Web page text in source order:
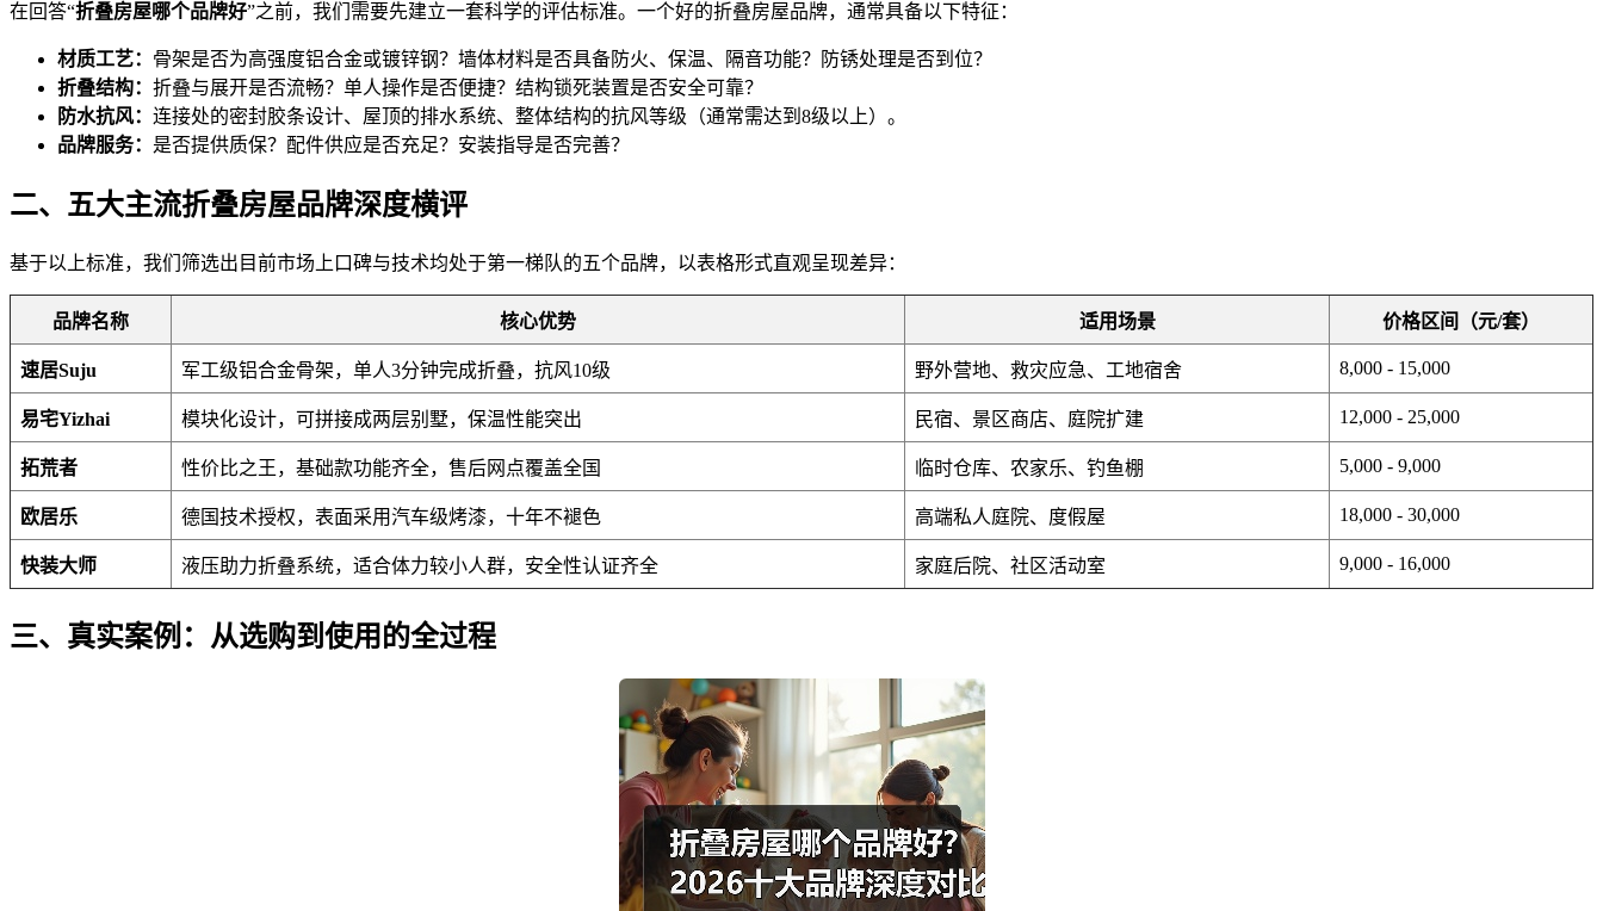
在回答“折叠房屋哪个品牌好”之前，我们需要先建立一套科学的评估标准。一个好的折叠房屋品牌，通常具备以下特征：
材质工艺： 骨架是否为高强度铝合金或镀锌钢？墙体材料是否具备防火、保温、隔音功能？防锈处理是否到位？
折叠结构： 折叠与展开是否流畅？单人操作是否便捷？结构锁死装置是否安全可靠？
防水抗风： 连接处的密封胶条设计、屋顶的排水系统、整体结构的抗风等级（通常需达到8级以上）。
品牌服务： 是否提供质保？配件供应是否充足？安装指导是否完善？
二、五大主流折叠房屋品牌深度横评
基于以上标准，我们筛选出目前市场上口碑与技术均处于第一梯队的五个品牌，以表格形式直观呈现差异：
品牌名称 核心优势 适用场景 价格区间（元/套）
速居Suju 军工级铝合金骨架，单人3分钟完成折叠，抗风10级 野外营地、救灾应急、工地宿舍 8,000 - 15,000
易宅Yizhai 模块化设计，可拼接成两层别墅，保温性能突出 民宿、景区商店、庭院扩建 12,000 - 25,000
拓荒者 性价比之王，基础款功能齐全，售后网点覆盖全国 临时仓库、农家乐、钓鱼棚 5,000 - 9,000
欧居乐 德国技术授权，表面采用汽车级烤漆，十年不褪色 高端私人庭院、度假屋 18,000 - 30,000
快装大师 液压助力折叠系统，适合体力较小人群，安全性认证齐全 家庭后院、社区活动室 9,000 - 16,000
三、真实案例：从选购到使用的全过程